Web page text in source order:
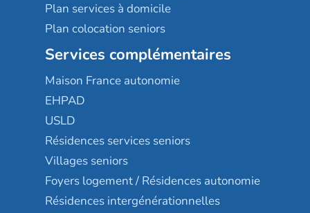
Plan services à domicile
Plan colocation seniors
Services complémentaires
Maison France autonomie
EHPAD
USLD
Résidences services seniors
Villages seniors
Foyers logement / Résidences autonomie
Résidences intergénérationnelles